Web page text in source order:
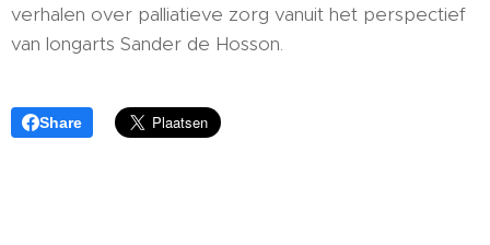
verhalen over palliatieve zorg vanuit het perspectief
van longarts Sander de Hosson.
Share